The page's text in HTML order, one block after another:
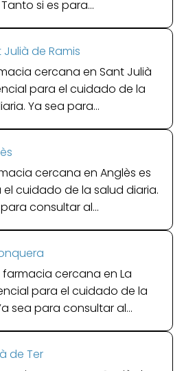
si es para...
de Ramis
cercana en Sant Julià
para el cuidado de la
Ya sea para...
cercana en Anglès es
cuidado de la salud diaria.
consultar al...
farmacia cercana en La
para el cuidado de la
sea para consultar al...
de Ter